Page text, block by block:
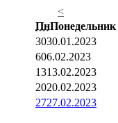
<
ПнПонедельник
3030.01.2023
606.02.2023
1313.02.2023
2020.02.2023
2727.02.2023